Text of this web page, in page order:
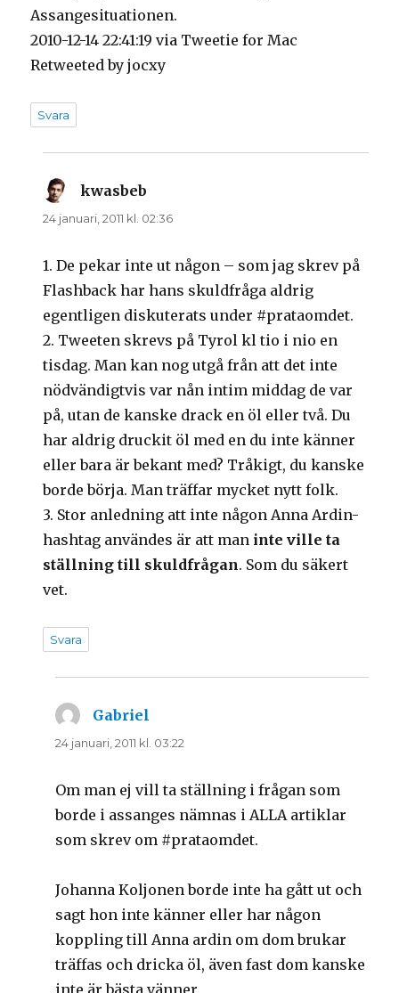
Assangesituationen.
2010-12-14 22:41:19 via Tweetie for Mac
Retweeted by jocxy
Svara
kwasbeb
24 januari, 2011 kl. 02:36
1. De pekar inte ut någon – som jag skrev på
Flashback har hans skuldfråga aldrig
egentligen diskuterats under #prataomdet.
2. Tweeten skrevs på Tyrol kl tio i nio en
tisdag. Man kan nog utgå från att det inte
nödvändigtvis var nån intim middag de var
på, utan de kanske drack en öl eller två. Du
har aldrig druckit öl med en du inte känner
eller bara är bekant med? Tråkigt, du kanske
borde börja. Man träffar mycket nytt folk.
3. Stor anledning att inte någon Anna Ardin-
hashtag användes är att man inte ville ta
ställning till skuldfrågan. Som du säkert
vet.
Svara
Gabriel
24 januari, 2011 kl. 03:22
Om man ej vill ta ställning i frågan som
borde i assanges nämnas i ALLA artiklar
som skrev om #prataomdet.
Johanna Koljonen borde inte ha gått ut och
sagt hon inte känner eller har någon
koppling till Anna ardin om dom brukar
träffas och dricka öl, även fast dom kanske
inte är bästa vänner.